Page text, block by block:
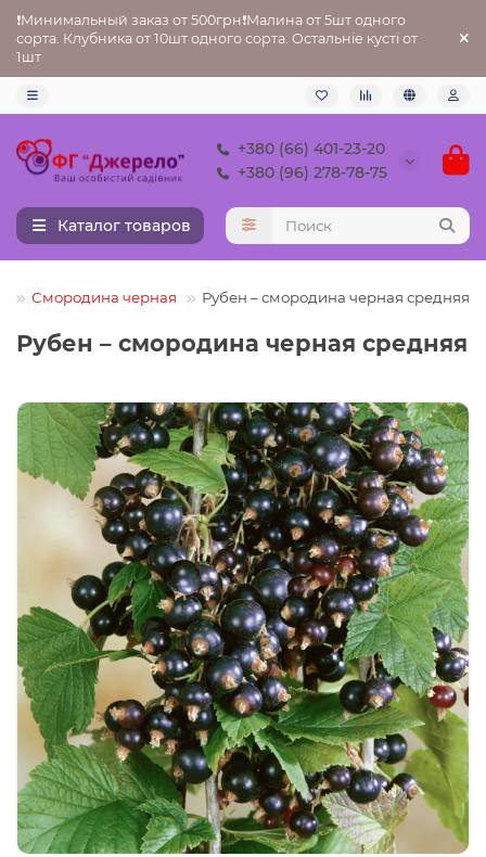
❗Минимальный заказ от 500грн❗Малина от 5шт одного
сорта. Клубника от 10шт одного сорта. Остальніе кусті от
1шт
+380 (66) 401-23-20
+380 (96) 278-78-75
Каталог товаров
Смородина черная Рубен – смородина черная средняя
Рубен – смородина черная средняя